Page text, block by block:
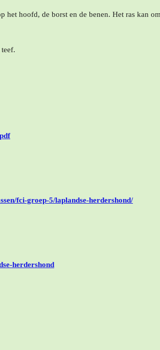
het hoofd, de borst en de benen. Het ras kan
fci-groep-5/laplandse-herdershond/
herdershond